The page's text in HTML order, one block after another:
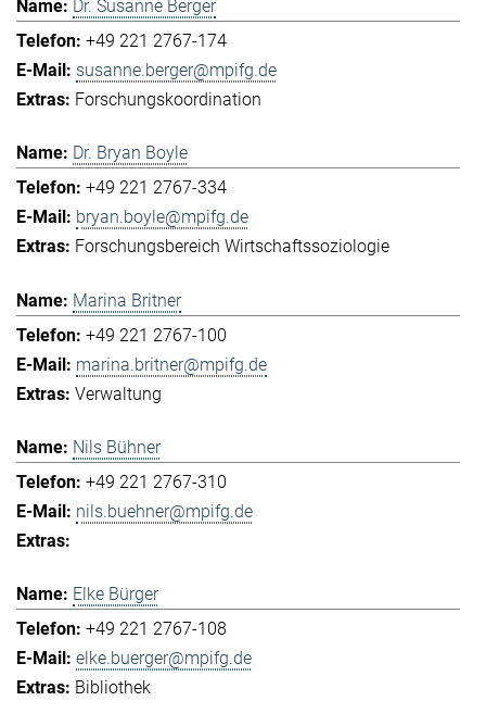
Dr. Susanne Berger
+49 221 2767-174
susanne.berger@mpifg.de
Forschungskoordination
Dr. Bryan Boyle
+49 221 2767-334
bryan.boyle@mpifg.de
Forschungsbereich Wirtschaftssoziologie
Marina Britner
+49 221 2767-100
marina.britner@mpifg.de
Verwaltung
Nils Bühner
+49 221 2767-310
nils.buehner@mpifg.de
Elke Bürger
+49 221 2767-108
elke.buerger@mpifg.de
Bibliothek